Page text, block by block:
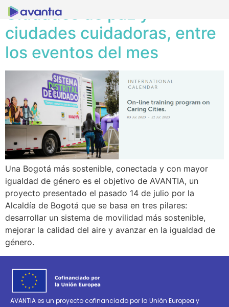
Ciudades de paz y
ciudades cuidadoras, entre
los eventos del mes
Una Bogotá más sostenible, conectada y con mayor
igualdad de género es el objetivo de AVANTIA, un
proyecto presentado el pasado 14 de julio por la
Alcaldía de Bogotá que se basa en tres pilares:
desarrollar un sistema de movilidad más sostenible,
mejorar la calidad del aire y avanzar en la igualdad de
género.
AVANTIA es un proyecto cofinanciado por la Unión Europea y